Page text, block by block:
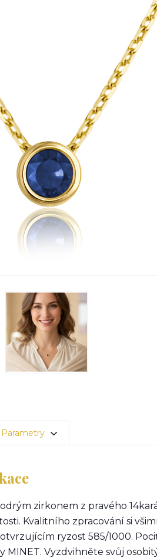
Parametry
zirkonem z pravého
Kvalitního zpracování si
ryzost 585/1000.
MINET. Vyzdvihněte svůj